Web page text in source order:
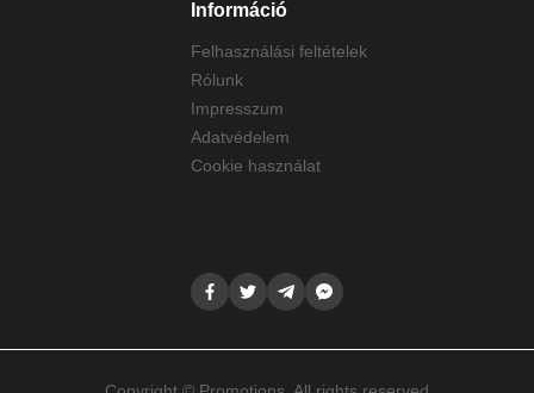
Információ
Felhasználási feltételek
Rólunk
Impresszum
Adatvédelem
Cookie használat